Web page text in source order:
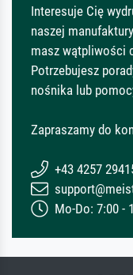
Interesuje Cię
naszej
masz wątpliwości
Potrzebujesz
nośnika lub
Zapraszamy do
+43 4257
Mo-Do: 7:00 -